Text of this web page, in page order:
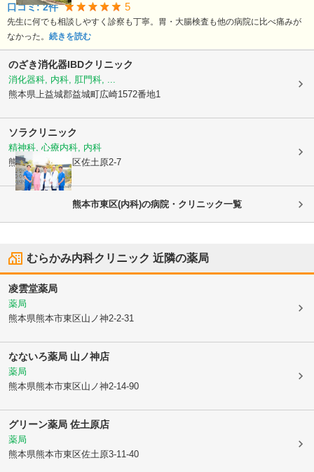
口コミ:2件 5
先生に何でも相談しやすく診察も丁寧。胃・大腸検査も他の病院に比べ痛みが
なかった。 続きを読む
のざき消化器IBDクリニック
消化器科, 内科, 肛門科, ...
熊本県上益城郡益城町広崎1572番地1
ソラクリニック
精神科, 心療内科, 内科
熊本県熊本市東区佐土原2-7
熊本市東区(内科)の病院・クリニック一覧
むらかみ内科クリニック 近隣の薬局
凌雲堂薬局
薬局
熊本県熊本市東区山ノ神2-2-31
なないろ薬局 山ノ神店
薬局
熊本県熊本市東区山ノ神2-14-90
グリーン薬局 佐土原店
薬局
熊本県熊本市東区佐土原3-11-40